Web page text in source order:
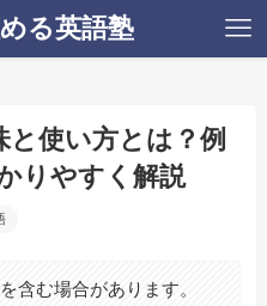
る英語塾
と使い方とは？例
りやすく解説
含む場合があります。